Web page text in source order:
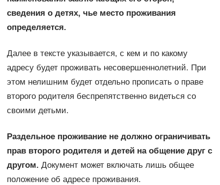
сведения о детях, чье место проживания
определяется.
Далее в тексте указывается, с кем и по какому
адресу будет проживать несовершеннолетний. При
этом нелишним будет отдельно прописать о праве
второго родителя беспрепятственно видеться со
своими детьми.
Раздельное проживание не должно ограничивать
прав второго родителя и детей на общение друг с
другом. Документ может включать лишь общее
положение об адресе проживания.